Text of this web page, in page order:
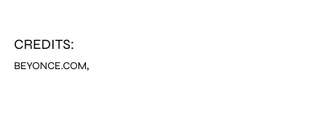
CREDITS:
BEYONCE.COM,